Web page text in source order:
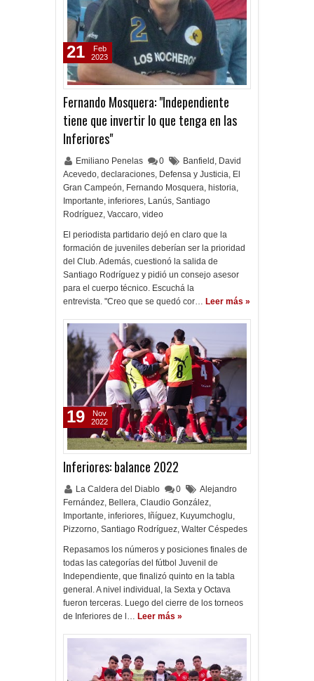
Fernando Mosquera: "Independiente
tiene que invertir lo que tenga en las
Inferiores"
Emiliano Penelas 0 Banfield , David
Acevedo, declaraciones, Defensa y Justicia, El
Gran Campeón, Fernando Mosquera, historia,
Importante, inferiores, Lanús, Santiago
Rodríguez, Vaccaro, video
El periodista partidario dejó en claro que la
formación de juveniles deberían ser la prioridad
del Club. Además, cuestionó la salida de
Santiago Rodríguez y pidió un consejo asesor
para el cuerpo técnico. Escuchá la
entrevista. "Creo que se quedó cor… Leer más »
21
Feb
2023
Inferiores: balance 2022
La Caldera del Diablo 0
Alejandro
Fernández, Bellera, Claudio González,
Importante, inferiores, Iñíguez, Kuyumchoglu,
Pizzorno, Santiago Rodríguez, Walter Céspedes
Repasamos los números y posiciones finales de
todas las categorías del fútbol Juvenil de
Independiente, que finalizó quinto en la tabla
general. A nivel individual, la Sexta y Octava
fueron terceras. Luego del cierre de los torneos
de Inferiores de l… Leer más »
19
Nov
2022